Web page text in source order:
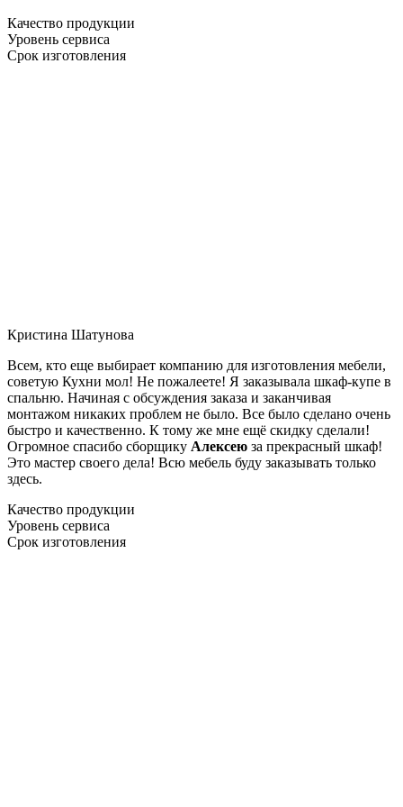
Качество продукции
Уровень сервиса
Срок изготовления
Кристина Шатунова
Всем, кто еще выбирает компанию для изготовления мебели,
советую Кухни мол! Не пожалеете! Я заказывала шкаф-купе в
спальню. Начиная с обсуждения заказа и заканчивая
монтажом никаких проблем не было. Все было сделано очень
быстро и качественно. К тому же мне ещё скидку сделали!
Огромное спасибо сборщику Алексею за прекрасный шкаф!
Это мастер своего дела! Всю мебель буду заказывать только
здесь.
Качество продукции
Уровень сервиса
Срок изготовления